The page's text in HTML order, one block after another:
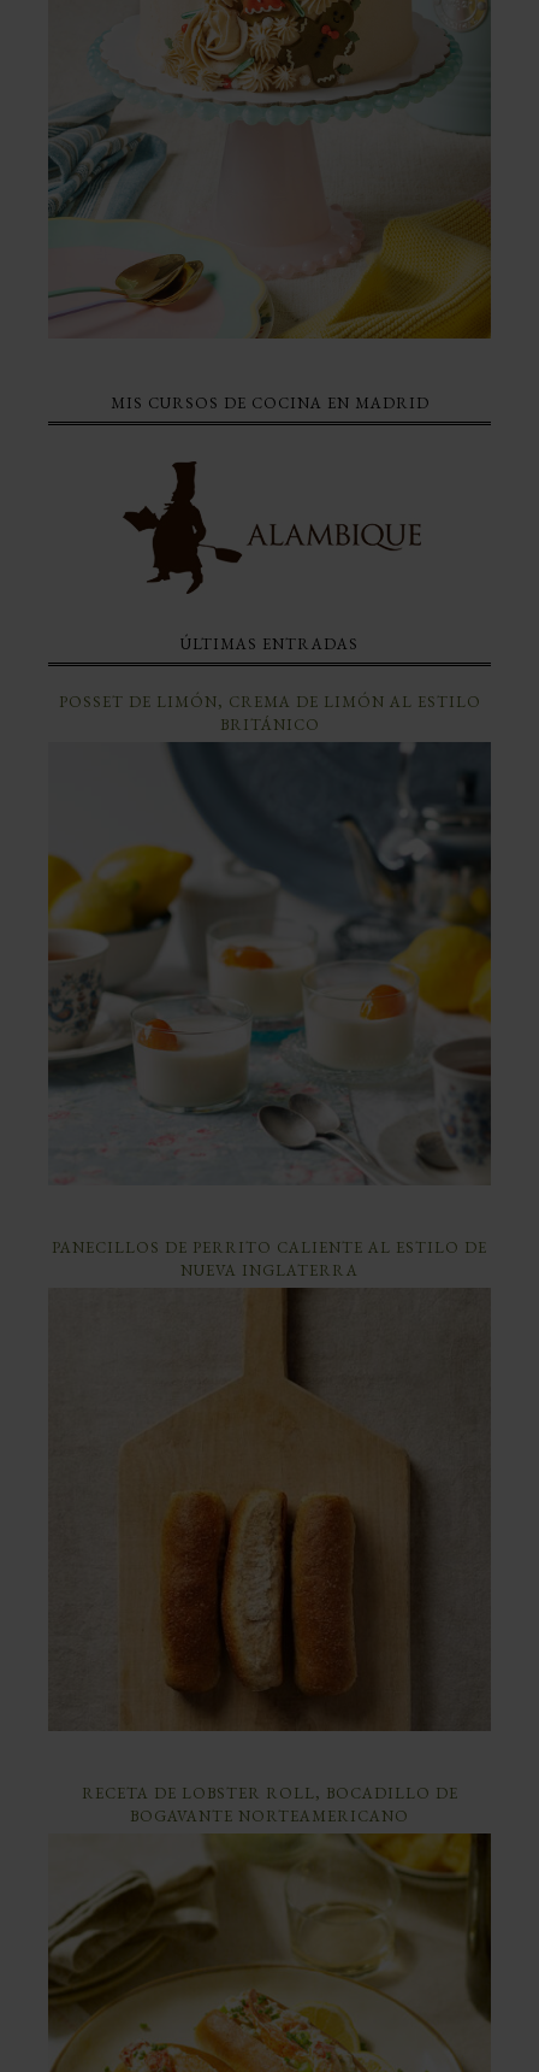
MIS CURSOS DE COCINA EN MADRID
ÚLTIMAS ENTRADAS
POSSET DE LIMÓN, CREMA DE LIMÓN AL ESTILO
BRITÁNICO
PANECILLOS DE PERRITO CALIENTE AL ESTILO DE
NUEVA INGLATERRA
RECETA DE LOBSTER ROLL, BOCADILLO DE
BOGAVANTE NORTEAMERICANO